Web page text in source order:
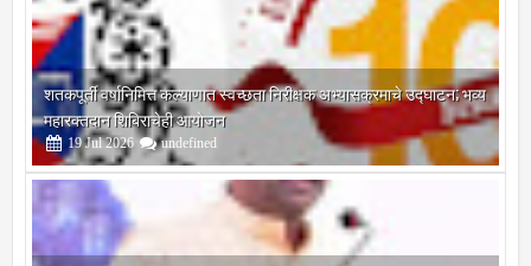
शतकपूर्ती वर्षानिमित्त कल्याणात स्वच्छता निरीक्षक अभ्यासक्रमाचे उद्घाटन; भव्य
महारक्तदान शिबिराचेही आयोजन
19 Jul 2026 undefined